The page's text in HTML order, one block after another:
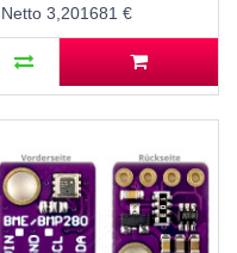
Netto 3,201681 €